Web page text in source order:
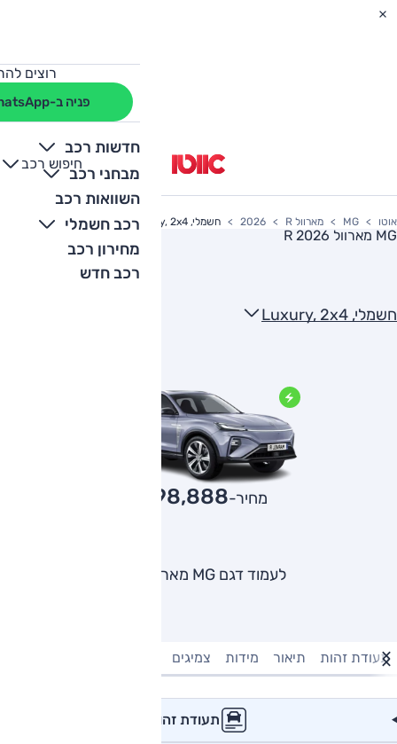
רוצים
פניה ב-WhatsApp
חדשות רכב
מבחני רכב
השוואות רכב
רכב חשמלי
מחירון רכב
רכב חדש
חיפוש רכב
+
-
אוטו MG מארוול R 2026 חשמלי, Luxury, 2x4
MG מארוול R 2026
חשמלי, Luxury, 2x4
מחיר-₪198,888
לעמוד דגם MG מארוול R
תעודת זהות תיאור מידות צמיגים
תעודת זהות